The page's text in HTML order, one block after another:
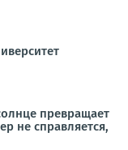
превращает
не справляется,